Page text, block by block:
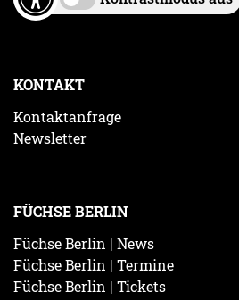
KONTAKT
Kontaktanfrage
Newsletter
FÜCHSE BERLIN
Füchse Berlin | News
Füchse Berlin | Termine
Füchse Berlin | Tickets